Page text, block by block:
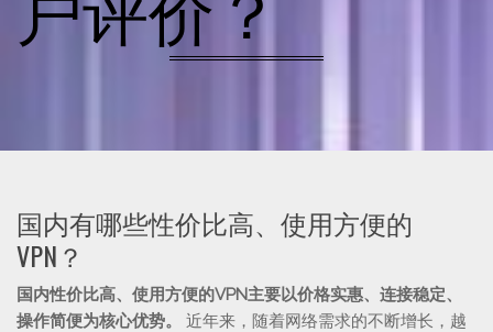
国内有哪些性价比高、使用方便的
VPN？
国内性价比高、使用方便的VPN主要以价格实惠、连接稳定、
操作简便为核心优势。
近年来，随着网络需求的不断增长，越